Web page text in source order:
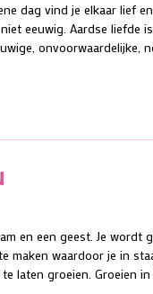
dag vind je elkaar lief
eeuwig. Aardse liefde
onvoorwaardelijke,
en een geest. Je wordt
maken waardoor je in
laten groeien. Groeien